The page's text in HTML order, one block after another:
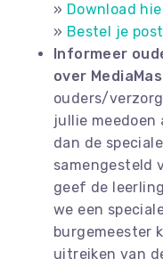
» Download
» Bestel je
Informeer
over
ouders/
jullie meedoen
dan de
samengesteld
geef de
we een
burgemeester
uitreiken van